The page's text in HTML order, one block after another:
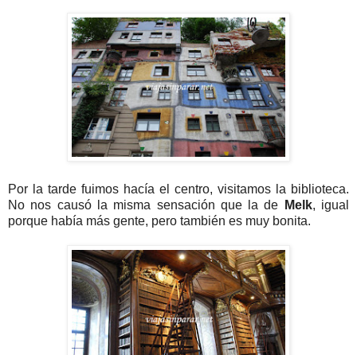
Por la tarde fuimos hacía el centro, visitamos la biblioteca.
No nos causó la misma sensación que la de
Melk, igual
porque había más gente, pero también es muy bonita.